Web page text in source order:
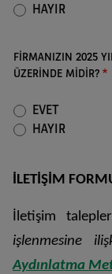
HAYIR
FİRMANIZIN 2025
ÜZERİNDE MİDİR?
EVET
HAYIR
İLETİŞİM
İletişim
işlenmesine
Aydınlatma